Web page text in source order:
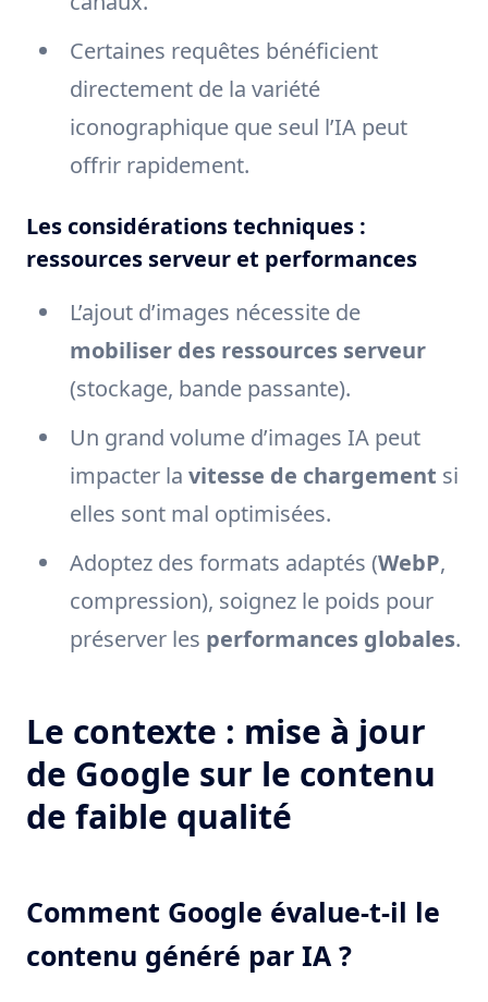
Certaines requêtes bénéficient
directement de la variété
iconographique que seul l’IA peut
offrir rapidement.
Les considérations techniques :
ressources serveur et performances
L’ajout d’images nécessite de
mobiliser des ressources serveur
(stockage, bande passante).
Un grand volume d’images IA peut
impacter la vitesse de chargement si
elles sont mal optimisées.
Adoptez des formats adaptés (WebP,
compression), soignez le poids pour
préserver les performances globales.
Le contexte : mise à jour
de Google sur le contenu
de faible qualité
Comment Google évalue-t-il le
contenu généré par IA ?